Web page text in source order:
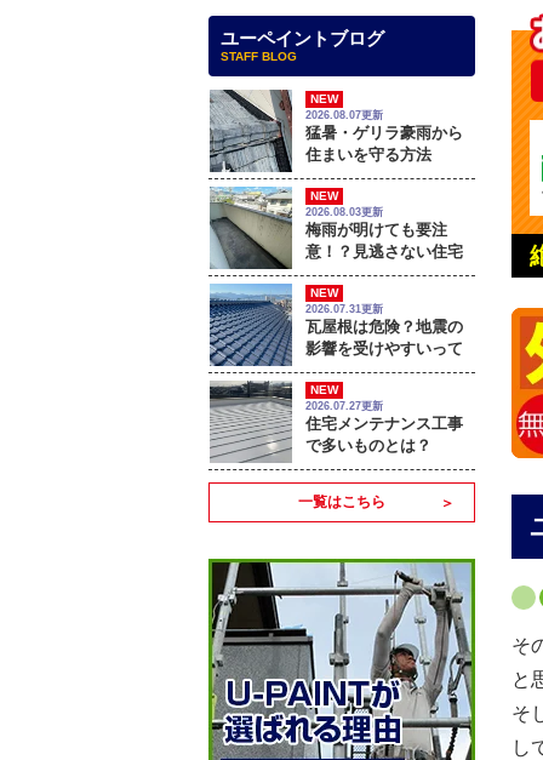
そ
と
そ
し
ユーペイントブログ
STAFF BLOG
NEW
2026.08.07更新
猛暑・ゲリラ豪雨から
住まいを守る方法
NEW
2026.08.03更新
梅雨が明けても要注
意！？見逃さない住宅
のサイン
NEW
2026.07.31更新
瓦屋根は危険？地震の
影響を受けやすいって
本当？
NEW
2026.07.27更新
住宅メンテナンス工事
で多いものとは？
一覧はこちら